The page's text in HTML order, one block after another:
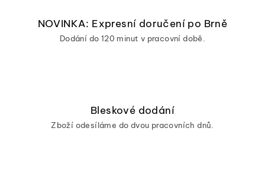
NOVINKA: Expresní doručení po Brně
Dodání do 120 minut v pracovní době.
Bleskové dodání
Zboží odesíláme do dvou pracovních dnů.